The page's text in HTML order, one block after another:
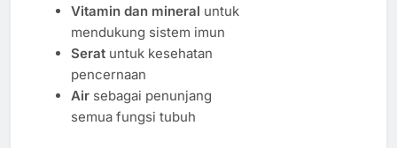
Vitamin dan mineral untuk
mendukung sistem imun
Seratuntuk kesehatan
pencernaan
Airsebagai penunjang
semua fungsi tubuh